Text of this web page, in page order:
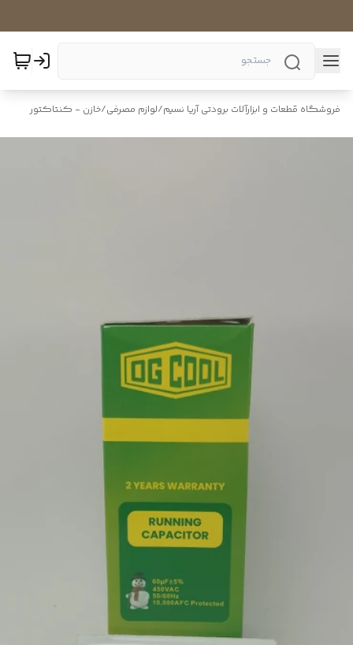
فروشگاه قطعات و ابزارآلات برودتی آریا نسیم/لوازم مصرفی/خازن - کنتاکتور